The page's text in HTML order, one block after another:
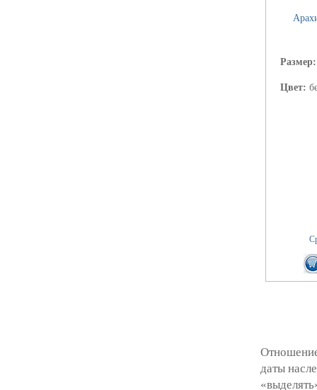
Цвет:
даты